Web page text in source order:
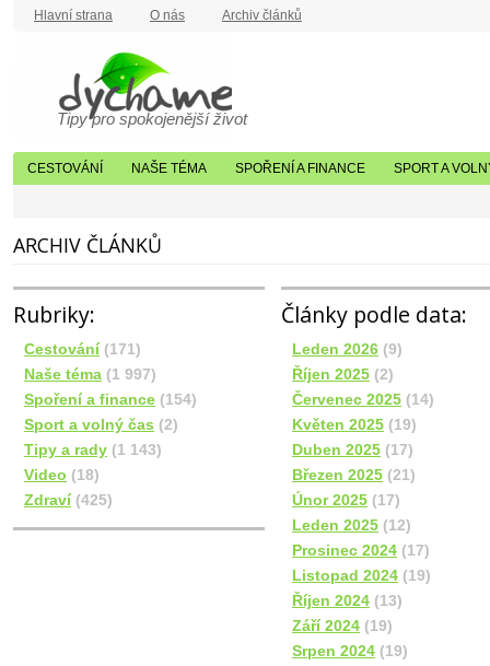
Hlavní strana O nás Archiv článků
Tipy pro spokojenější život
CESTOVÁNÍ NAŠE TÉMA SPOŘENÍ A FINANCE SPORT A
ARCHIV ČLÁNKŮ
Rubriky:
Cestování(171)
Naše téma (1 997)
Spoření a finance (154)
Sport a volný čas (2)
Tipy a rady (1 143)
Video (18)
Zdraví(425)
Články podle data:
Leden 2026 (9)
Říjen 2025 (2)
Červenec 2025 (14)
Květen 2025 (19)
Duben 2025 (17)
Březen 2025 (21)
Únor 2025 (17)
Leden 2025 (12)
Prosinec 2024 (17)
Listopad 2024 (19)
Říjen 2024 (13)
Září 2024 (19)
Srpen 2024 (19)